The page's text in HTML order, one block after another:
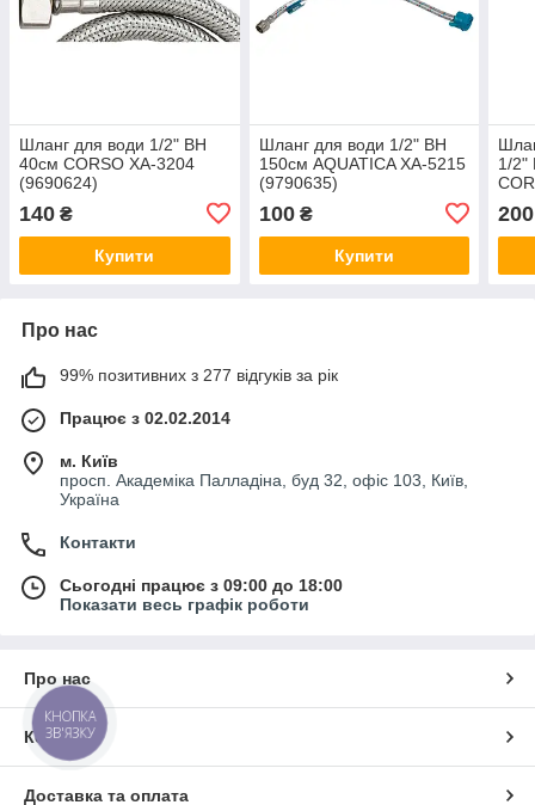
Шланг для води 1/2" ВН
40см CORSO XA-3204
(9690624)
140 ₴
Купити
Шланг для води 1/2" ВН
150см AQUATICA XA-5215
(9790635)
100₴
Купити
1/2"
200
Про нас
99% позитивних з 277 відгуків за рік
Працює з 02.02.2014
м. Київ
просп. Академіка Палладіна, буд 32, офіс 103, Київ,
Україна
Контакти
Сьогодні працює з 09:00 до 18:00
Показати весь графік роботи
Про нас
Контакти
Доставка та оплата
КНОПКА
ЗВ'ЯЗКУ